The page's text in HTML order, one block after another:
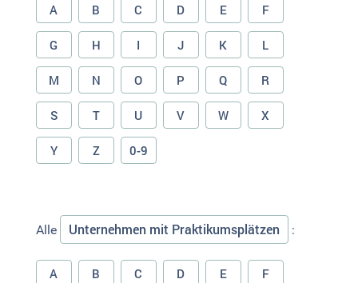
A B C D E F
G H I J K L
M N O P Q R
S T U V W X
Y Z 0-9
Alle Unternehmen mit Praktikumsplätzen :
A B C D E F